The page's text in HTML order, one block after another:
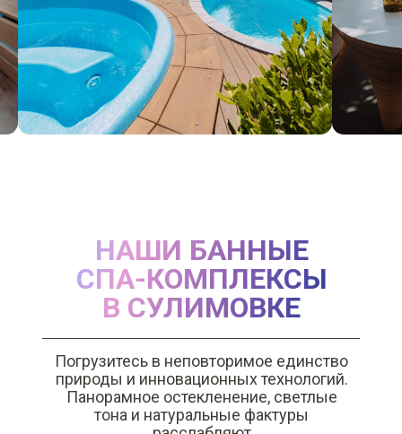
НАШИ БАННЫЕ
СПА-КОМПЛЕКСЫ
В СУЛИМОВКЕ
Погрузитесь в неповторимое единство
природы и инновационных технологий.
Панорамное остекленение, светлые
тона и натуральные фактуры